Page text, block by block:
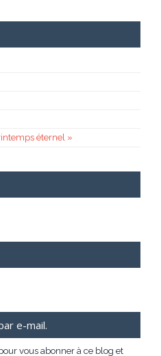
éternel »
e-mail.
vous abonner à ce blog et